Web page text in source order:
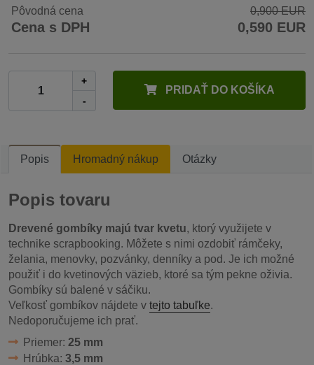
Pôvodná cena 0,900 EUR
Cena s DPH 0,590 EUR
+
-
PRIDAŤ DO KOŠÍKA
Popis Hromadný nákup Otázky
Popis tovaru
Drevené gombíky majú tvar kvetu, ktorý využijete v
technike scrapbooking. Môžete s nimi ozdobiť rámčeky,
želania, menovky, pozvánky, denníky a pod. Je ich možné
použiť i do kvetinových väzieb, ktoré sa tým pekne oživia.
Gombíky sú balené v sáčiku.
Veľkosť gombíkov nájdete v tejto tabuľke.
Nedoporučujeme ich prať.
Priemer: 25 mm
Hrúbka: 3,5 mm